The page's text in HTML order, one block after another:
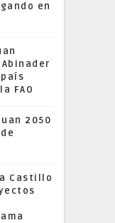
en
FAO
2050
Castillo